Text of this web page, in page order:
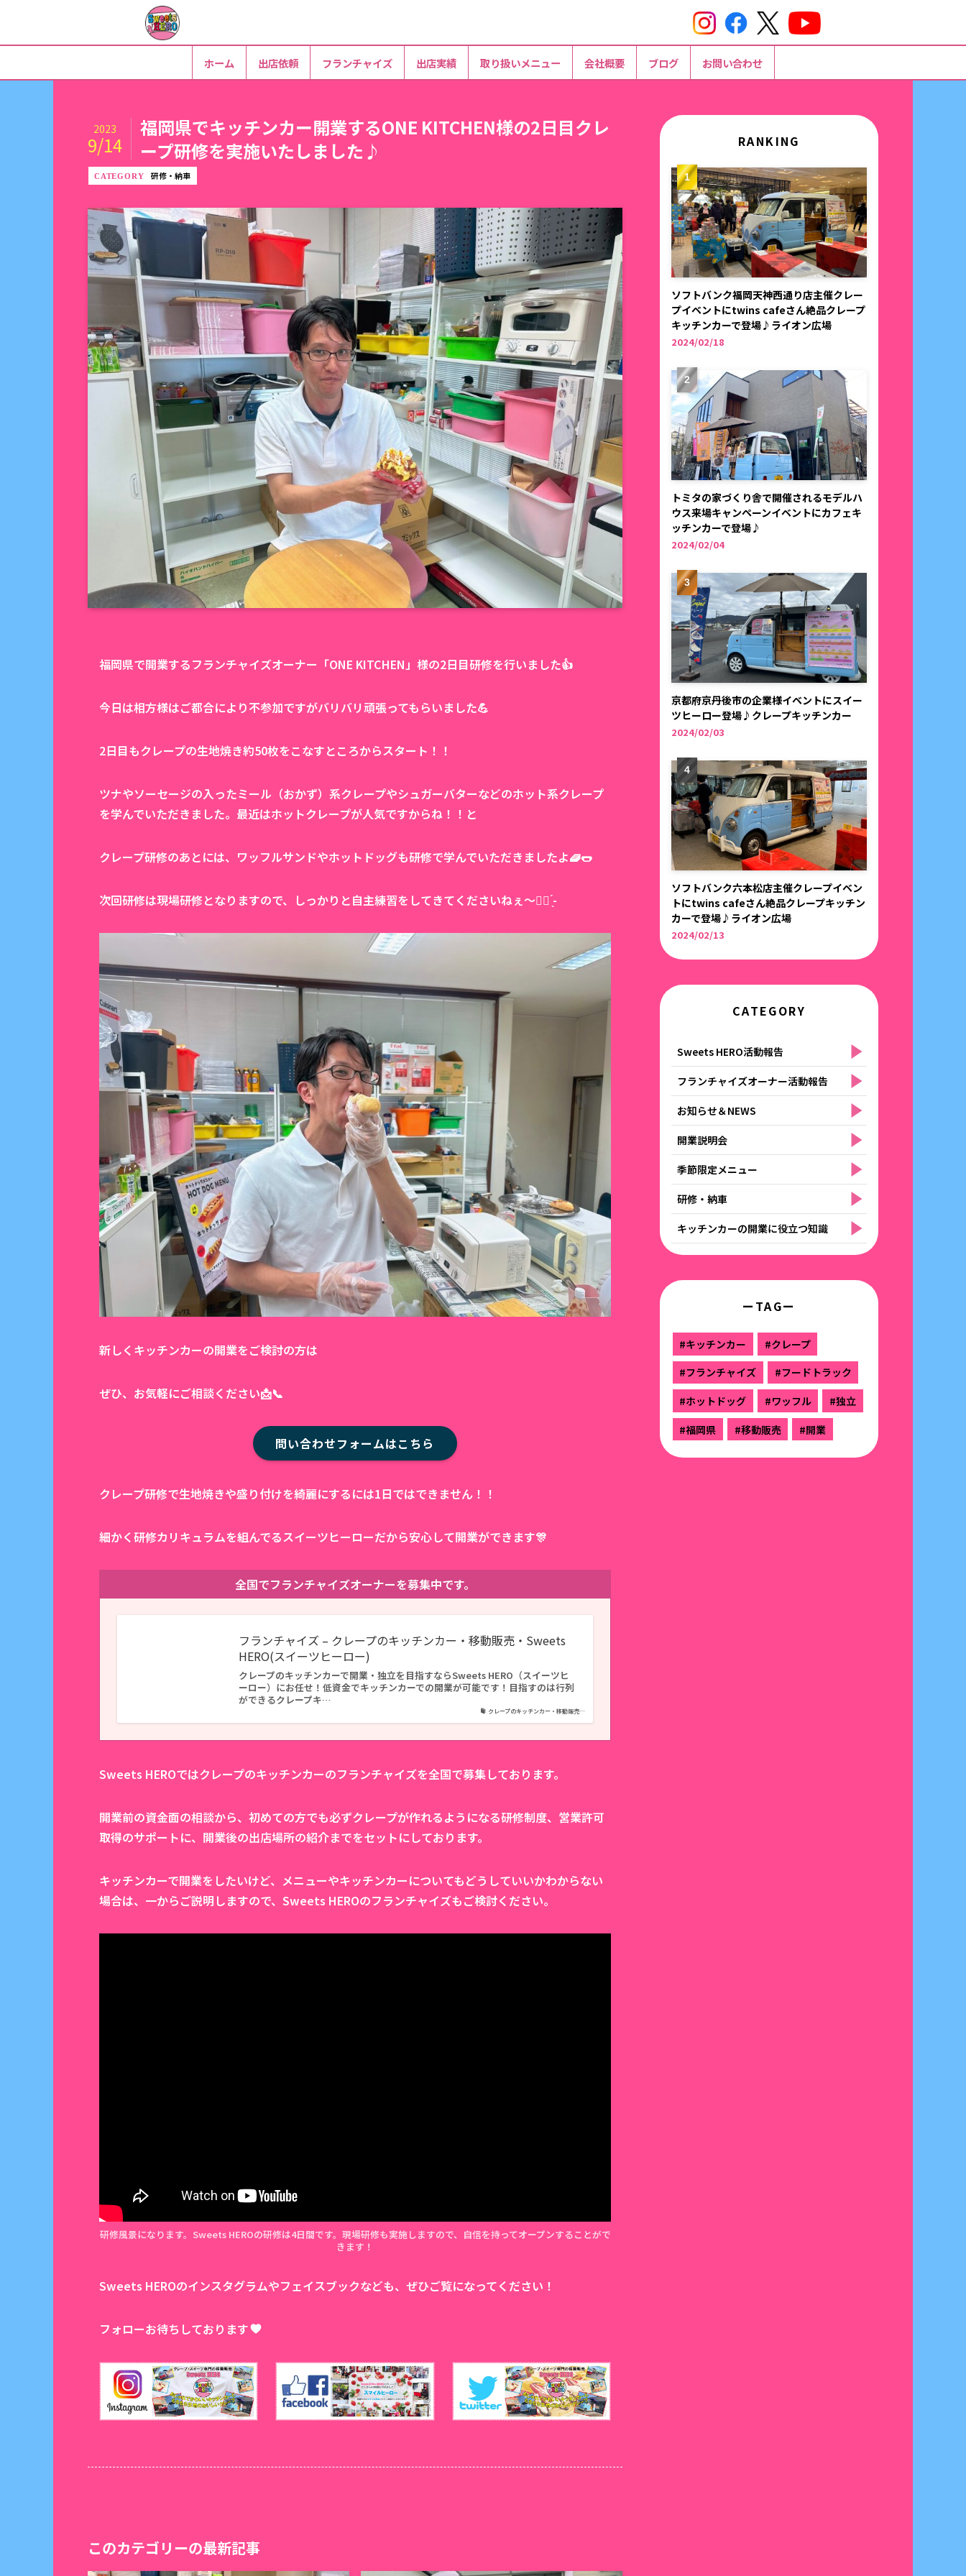
福岡県でキッチンカー開業するONE KITCHEN様の2日目クレ
ープ研修を実施いたしました♪
2023
9/14
研修・納車
福岡県で開業するフランチャイズオーナー「ONE KITCHEN」様の2日目研修を行いました👍
今日は相方様はご都合により不参加ですがバリバリ頑張ってもらいました💪
2日目もクレープの生地焼き約50枚をこなすところからスタート！！
ツナやソーセージの入ったミール（おかず）系クレープやシュガーバターなどのホット系クレープ
を学んでいただきました。最近はホットクレープが人気ですからね！！と
クレープ研修のあとには、ワッフルサンドやホットドッグも研修で学んでいただきましたよ🧇🌭
次回研修は現場研修となりますので、しっかりと自主練習をしてきてくださいねぇ〜︎👍🏻 ̖́-
新しくキッチンカーの開業をご検討の方は
ぜひ、お気軽にご相談ください📩📞
問い合わせフォームはこちら
クレープ研修で生地焼きや盛り付けを綺麗にするには1日ではできません！！
細かく研修カリキュラムを組んでるスイーツヒーローだから安心して開業ができます🎊
全国でフランチャイズオーナーを募集中です。
クレープのキッチンカー・移動販売…
フランチャイズ – クレープのキッチンカー・移動販売・Sweets
HERO(スイーツヒーロー)
クレープのキッチンカーで開業・独立を目指すならSweets HERO（スイーツヒ
ーロー）にお任せ！低資金でキッチンカーでの開業が可能です！目指すのは行列
ができるクレープキ…
Sweets HEROではクレープのキッチンカーのフランチャイズを全国で募集しております。
開業前の資金面の相談から、初めての方でも必ずクレープが作れるようになる研修制度、営業許可
取得のサポートに、開業後の出店場所の紹介までをセットにしております。
キッチンカーで開業をしたいけど、メニューやキッチンカーについてもどうしていいかわからない
場合は、一からご説明しますので、Sweets HEROのフランチャイズもご検討ください。
研修風景になります。Sweets HEROの研修は4日間です。現場研修も実施しますので、自信を持ってオープンすることがで
きます！
Sweets HEROのインスタグラムやフェイスブックなども、ぜひご覧になってください！
フォローお待ちしております
このカテゴリーの最新記事
RANKING
ソフトバンク福岡天神西通り店主催クレー
プイベントにtwins cafeさん絶品クレープ
キッチンカーで登場♪ライオン広場
2024/02/18
トミタの家づくり舎で開催されるモデルハ
ウス来場キャンペーンイベントにカフェキ
ッチンカーで登場♪
2024/02/04
京都府京丹後市の企業様イベントにスイー
ツヒーロー登場♪クレープキッチンカー
2024/02/03
ソフトバンク六本松店主催クレープイベン
トにtwins cafeさん絶品クレープキッチン
カーで登場♪ライオン広場
2024/02/13
CATEGORY
Sweets HERO活動報告
フランチャイズオーナー活動報告
お知らせ＆NEWS
開業説明会
季節限定メニュー
研修・納車
キッチンカーの開業に役立つ知識
ーTAGー
#キッチンカー
#クレープ
#フランチャイズ
#フードトラック
#ホットドッグ
#ワッフル
#独立
#福岡県
#移動販売 #開業
ホーム 出店依頼 フランチャイズ 出店実績 取り扱いメニュー 会社概要 ブログ お問い合わせ